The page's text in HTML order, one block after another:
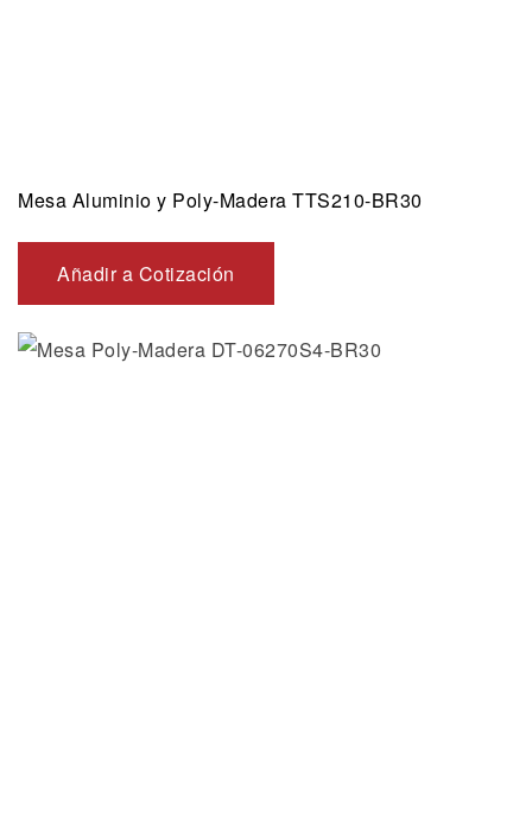
Mesa Aluminio y Poly-Madera TTS210-BR30
Añadir a Cotización